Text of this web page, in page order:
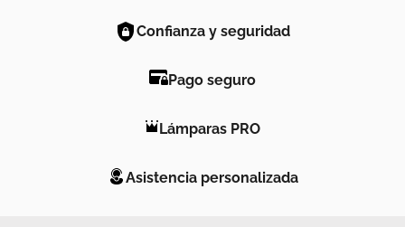
Confianza y seguridad
Pago seguro
Lámparas PRO
Asistencia personalizada